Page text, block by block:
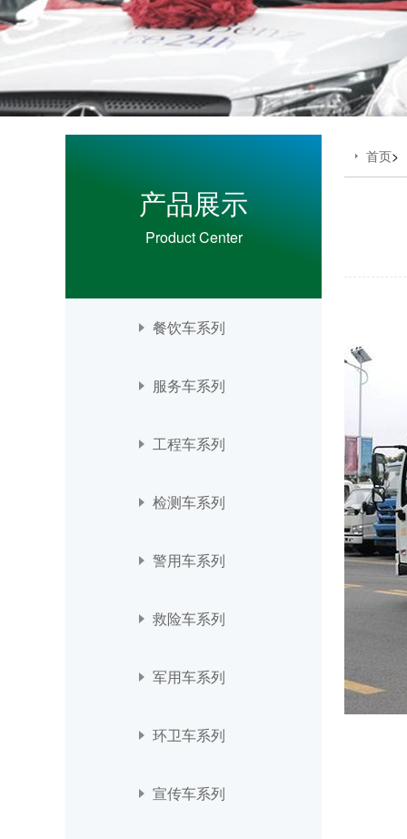
产品展示
Product Center
餐饮车系列
服务车系列
工程车系列
检测车系列
警用车系列
救险车系列
军用车系列
环卫车系列
宣传车系列
首页>